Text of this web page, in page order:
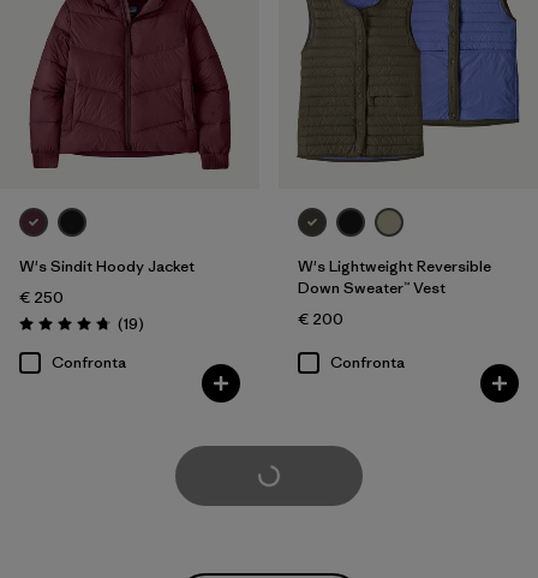
W's Sindit Hoody Jacket
€ 250
Valutazione: 4.7 / 5
(19Recensioni
)
Confronta
W's Lightweight Reversible
Down Sweater™ Vest
€ 200
Confronta
Carica di più